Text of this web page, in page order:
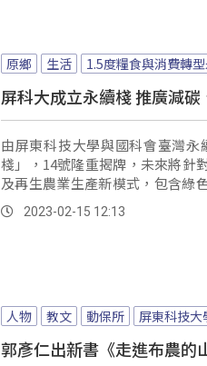
原鄉 生活 1.5度糧食與消費轉
屏科大成立永續棧 推廣減
由屏東科技大學與國科會臺灣
棧」，14號隆重揭牌，未來將針
及再生農業生產新模式，包含綠
產和消費系統。
2023-02-15 12:13
人物 教文 動保所 屏東科技大
郭彥仁出新書《走進布農的